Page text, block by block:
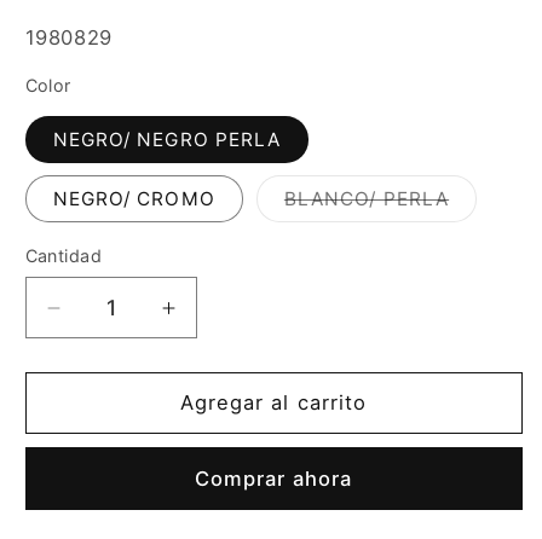
SKU:
1980829
Color
NEGRO/ NEGRO PERLA
NEGRO/ CROMO BLANCO/ PERLAVariante
agotada
Cantidad
Cantidad
Reducir
cantidad
para
DISPENSADOR
AUTOFOAM
Aumentar
cantidad
para
DISPENSADOR
AUTOFOAM
LUMECEL™
Agregar al carrito
Comprar ahora